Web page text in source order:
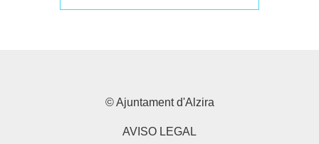
© Ajuntament d'Alzira
AVISO LEGAL